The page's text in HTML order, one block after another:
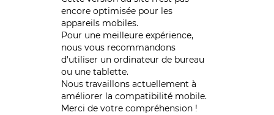
encore optimisée pour les
appareils mobiles.
Pour une meilleure expérience,
nous vous recommandons
d'utiliser un ordinateur de bureau
ou une tablette.
Nous travaillons actuellement à
améliorer la compatibilité mobile.
Merci de votre compréhension !